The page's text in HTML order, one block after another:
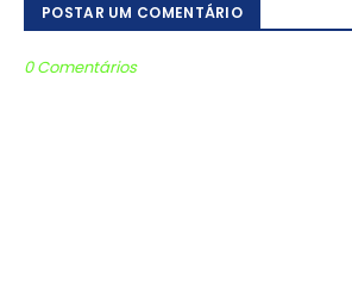
POSTAR UM COMENTÁRIO
0 Comentários